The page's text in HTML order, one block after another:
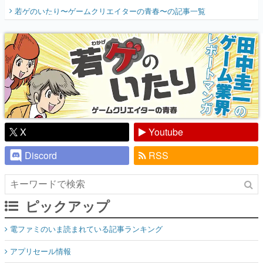
『少年ジャンプ』色だった【若ゲのいた
り】
若ゲのいたり〜ゲームクリエイターの青春〜の記事一覧
X
Youtube
Discord
RSS
ピックアップ
電ファミのいま読まれている記事ランキング
アプリセール情報